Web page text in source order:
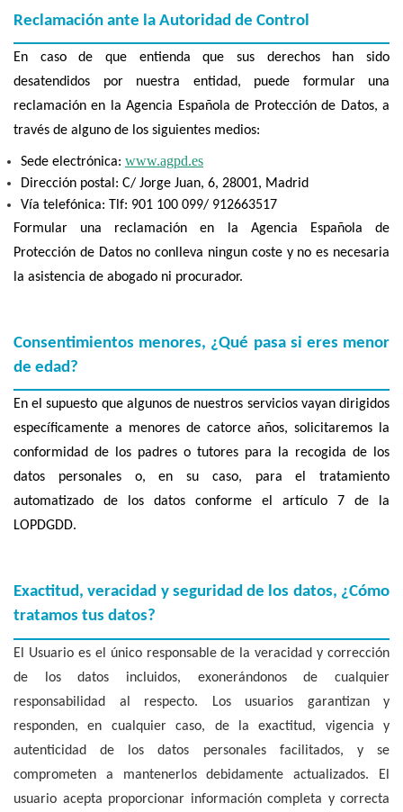
Reclamación ante la Autoridad de Control
En caso de que entienda que sus derechos han sido
desatendidos por nuestra entidad, puede formular una
reclamación en la Agencia Española de Protección de Datos, a
través de alguno de los siguientes medios:
Sede electrónica: www.agpd.es
Dirección postal: C/ Jorge Juan, 6, 28001, Madrid
Vía telefónica: Tlf: 901 100 099/ 912663517
Formular una reclamación en la Agencia Española de
Protección de Datos no conlleva ningun coste y no es necesaria
la asistencia de abogado ni procurador.
Consentimientos menores, ¿Qué pasa si eres menor
de edad?
En el supuesto que algunos de nuestros servicios vayan dirigidos
específicamente a menores de catorce años, solicitaremos la
conformidad de los padres o tutores para la recogida de los
datos personales o, en su caso, para el tratamiento
automatizado de los datos conforme el artículo 7 de la
LOPDGDD.
Exactitud, veracidad y seguridad de los datos, ¿Cómo
tratamos tus datos?
El Usuario es el único responsable de la veracidad y corrección
de los datos incluidos, exonerándonos de cualquier
responsabilidad al respecto. Los usuarios garantizan y
responden, en cualquier caso, de la exactitud, vigencia y
autenticidad de los datos personales facilitados, y se
comprometen a mantenerlos debidamente actualizados. El
usuario acepta proporcionar información completa y correcta